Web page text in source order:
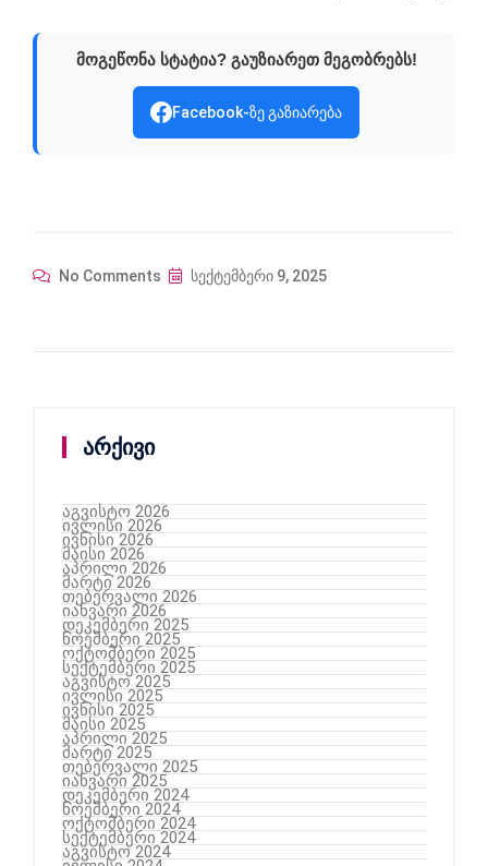
მოგეწონა სტატია? გაუზიარეთ მეგობრებს!
Facebook-ზე გაზიარება
No Comments სექტემბერი 9, 2025
არქივი
აგვისტო 2026
ივლისი 2026
ივნისი 2026
მაისი 2026
აპრილი 2026
მარტი 2026
თებერვალი 2026
იანვარი 2026
დეკემბერი 2025
ნოემბერი 2025
ოქტომბერი 2025
სექტემბერი 2025
აგვისტო 2025
ივლისი 2025
ივნისი 2025
მაისი 2025
აპრილი 2025
მარტი 2025
თებერვალი 2025
იანვარი 2025
დეკემბერი 2024
ნოემბერი 2024
ოქტომბერი 2024
სექტემბერი 2024
აგვისტო 2024